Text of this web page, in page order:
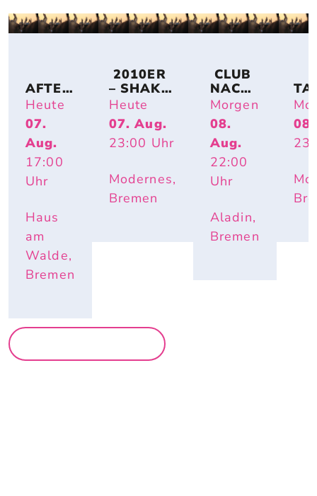
AFTER
-
WORK
-
PARTY
OPEN
AIR
Heute
07.
Aug.
17:00
Uhr
Haus
am
Walde,
Bremen
2010ER
– SHAKE
IT OFF
Heute
07. Aug.
23:00 Uhr
Modernes,
Bremen
CLUB
NACH
T
Morgen
08.
Aug.
22:00
Uhr
Aladin,
Bremen